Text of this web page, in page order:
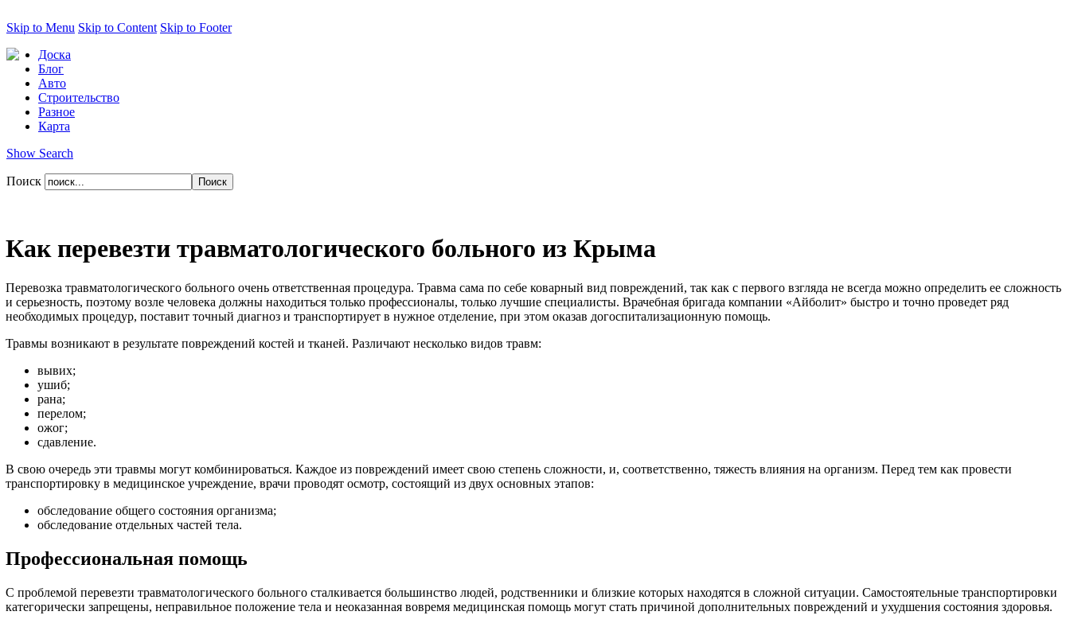
Skip to Menu Skip to Content Skip to Footer
Доска
Блог
Авто
Строительство
Разное
Карта
Show Search
Поиск
Как перевезти травматологического больного из Крыма
Перевозка травматологического больного очень ответственная процедура. Травма сама по себе коварный вид повреждений, так как с первого взгляда не всегда можно определить ее сложность
и серьезность, поэтому возле человека должны находиться только профессионалы, только лучшие специалисты. Врачебная бригада компании «Айболит» быстро и точно проведет ряд
необходимых процедур, поставит точный диагноз и транспортирует в нужное отделение, при этом оказав догоспитализационную помощь.
Травмы возникают в результате повреждений костей и тканей. Различают несколько видов травм:
вывих;
ушиб;
рана;
перелом;
ожог;
сдавление.
В свою очередь эти травмы могут комбинироваться. Каждое из повреждений имеет свою степень сложности, и, соответственно, тяжесть влияния на организм. Перед тем как провести
транспортировку в медицинское учреждение, врачи проводят осмотр, состоящий из двух основных этапов:
обследование общего состояния организма;
обследование отдельных частей тела.
Профессиональная помощь
С проблемой перевезти травматологического больного сталкивается большинство людей, родственники и близкие которых находятся в сложной ситуации. Самостоятельные транспортировки
категорически запрещены, неправильное положение тела и неоказанная вовремя медицинская помощь могут стать причиной дополнительных повреждений и ухудшения состояния здоровья.